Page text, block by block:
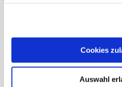
Cookies
Auswahl
Beginn 24.05.2027,
Constanze Weis